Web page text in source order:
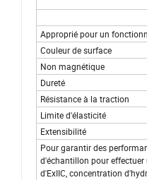
Approprié pour un
Couleur de surface
Non magnétique
Dureté
Résistance à la traction
Limite d'élasticité
Extensibilité
Pour garantir des
d'échantillon pour effectuer
d'ExIIC, concentration